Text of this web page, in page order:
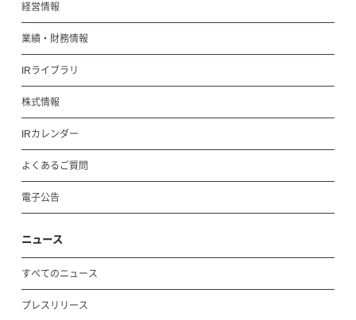
経営情報
業績・財務情報
IRライブラリ
株式情報
IRカレンダー
よくあるご質問
電子公告
ニュース
すべてのニュース
プレスリリース